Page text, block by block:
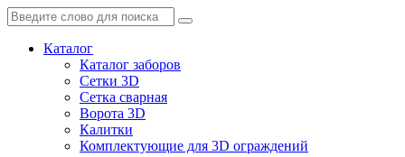
Каталог
Каталог заборов
Сетки 3D
Сетка сварная
Ворота 3D
Калитки
Комплектующие для 3D ограждений